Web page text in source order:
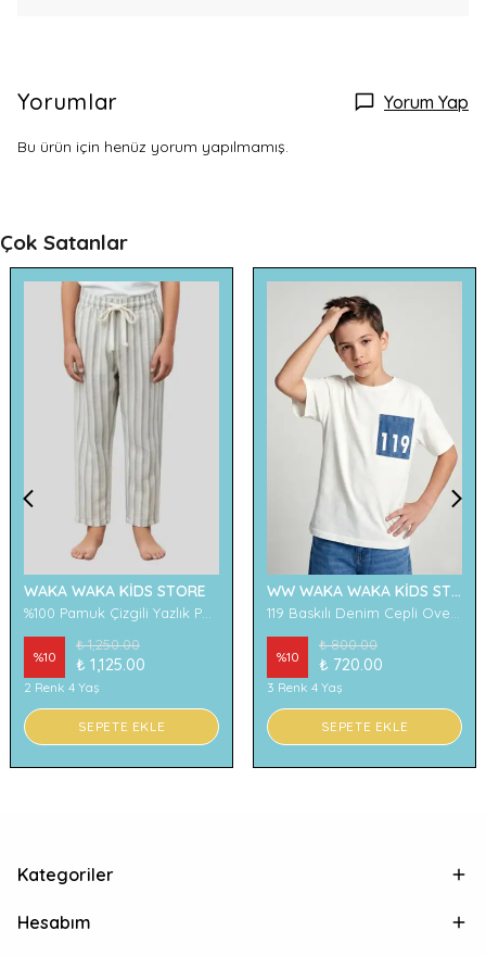
Yorumlar Yorum Yap
Bu ürün için henüz yorum yapılmamış.
Çok Satanlar
WAKA WAKA KİDS STORE
%10
₺ 1,250.00
₺ 1,125.00
2 Renk 4 Yaş
SEPETE EKLE
WW WAKA WAKA KİDS STORE
%10
₺ 800.00
₺ 720.00
3 Renk 4 Yaş
SEPETE EKLE
Kategoriler
Hesabım